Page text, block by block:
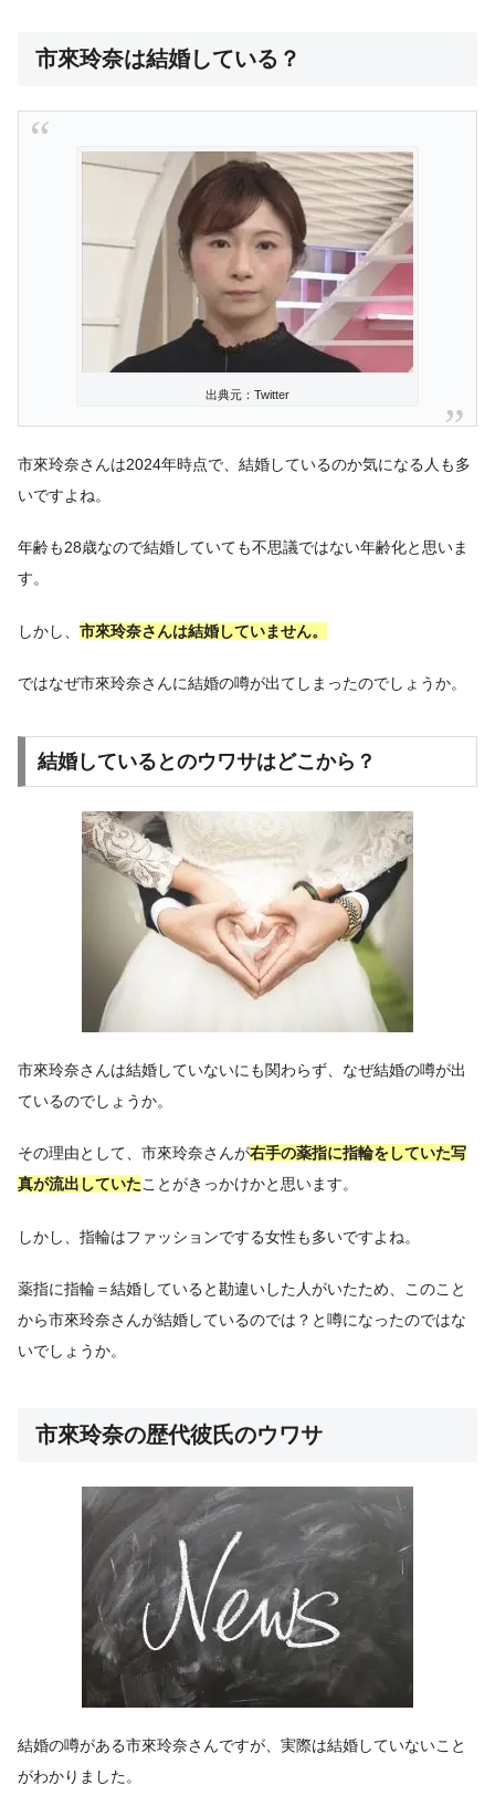
市來玲奈は結婚している？
出典元：Twitter
市來玲奈さんは2024年時点で、結婚しているのか気になる人も多
いですよね。
年齢も28歳なので結婚していても不思議ではない年齢化と思いま
す。
しかし、 市來玲奈さんは結婚していません。
ではなぜ市來玲奈さんに結婚の噂が出てしまったのでしょうか。
結婚しているとのウワサはどこから？
市來玲奈さんは結婚していないにも関わらず、なぜ結婚の噂が出
ているのでしょうか。
その理由として、市來玲奈さんが右手の薬指に指輪をしていた写
真が流出していたことがきっかけかと思います。
しかし、指輪はファッションでする女性も多いですよね。
薬指に指輪＝結婚していると勘違いした人がいたため、このこと
から市來玲奈さんが結婚しているのでは？と噂になったのではな
いでしょうか。
市來玲奈の歴代彼氏のウワサ
結婚の噂がある市來玲奈さんですが、実際は結婚していないこと
がわかりました。